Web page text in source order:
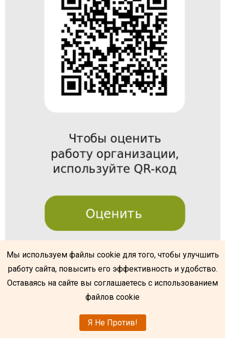
@
gymnasia.org Разработка усатый-гражданин.рф
Мы используем файлы cookie для того, чтобы улучшить
работу сайта, повысить его эффективность и удобство.
Оставаясь на сайте вы соглашаетесь с использованием
файлов cookie
Я Не Против!